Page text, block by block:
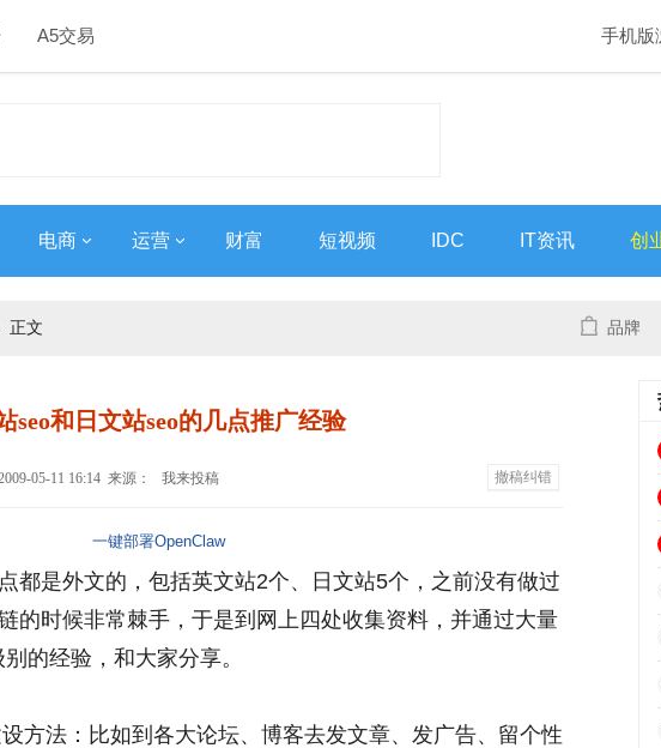
A5交易 手机版
电商 运营 财富 短视频 IDC IT资讯 创
正文 品牌
seo和日文站seo的几点推广经验
05-11 16:14 来源： 我来投稿 撤稿纠错
一键部署OpenClaw
都是外文的，包括英文站2个、日文站5个，之前没有做过
的时候非常棘手，于是到网上四处收集资料，并通过大量
的经验，和大家分享。
方法：比如到各大论坛、博客去发文章、发广告、留个性